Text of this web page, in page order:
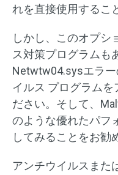
れを直接使用するこ
しかし、このオプシ
ス対策プログラムも
Netwtw04.sysエラ
イルス プログラムを
ださい。そして、
のような優れたパフ
してみることをお勧
アンチウイルスまた